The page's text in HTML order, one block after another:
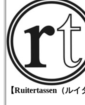
【Ruitertassen（ルイ